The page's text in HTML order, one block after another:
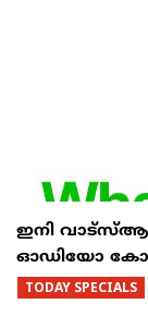
ഇനി
ഓഡിയോ
TODAY SPECIALS